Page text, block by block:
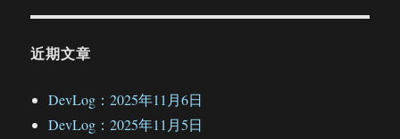
近期文章
DevLog：2025年11月6日
DevLog：2025年11月5日